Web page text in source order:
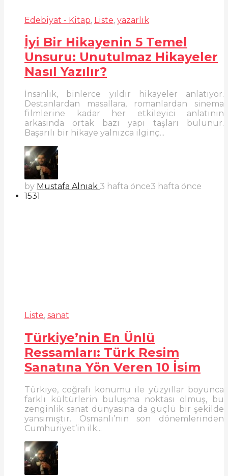
Edebiyat - Kitap, Liste, yazarlık
İyi Bir Hikayenin 5 Temel
Unsuru: Unutulmaz Hikayeler
Nasıl Yazılır?
İnsanlık, binlerce yıldır hikayeler anlatıyor.
Destanlardan masallara, romanlardan sinema
filmlerine kadar her etkileyici anlatının
arkasında ortak bazı yapı taşları bulunur.
Başarılı bir hikaye yalnızca ilginç...
by Mustafa Alnıak 3 hafta önce3 hafta önce
1531
Liste, sanat
Türkiye’nin En Ünlü
Ressamları: Türk Resim
Sanatına Yön Veren 10 İsim
Türkiye, coğrafi konumu ile yüzyıllar boyunca
farklı kültürlerin buluşma noktası olmuş, bu
zenginlik sanat dünyasına da güçlü bir şekilde
yansımıştır. Osmanlı’nın son dönemlerinden
Cumhuriyet’in ilk...